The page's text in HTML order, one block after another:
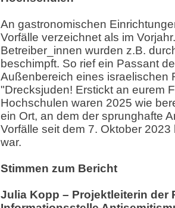
An gastronomischen
Vorfälle verzeichnet als im
Betreiber_innen wurden z.B.
beschimpft. So rief ein Passant
Außenbereich eines israelischen
"Drecksjuden! Erstickt an eurem
Hochschulen waren 2025 wie
ein Ort, an dem der sprunghafte
Vorfälle seit dem 7. Oktober
war.
Stimmen zum Bericht
Julia Kopp – Projektleiterin der